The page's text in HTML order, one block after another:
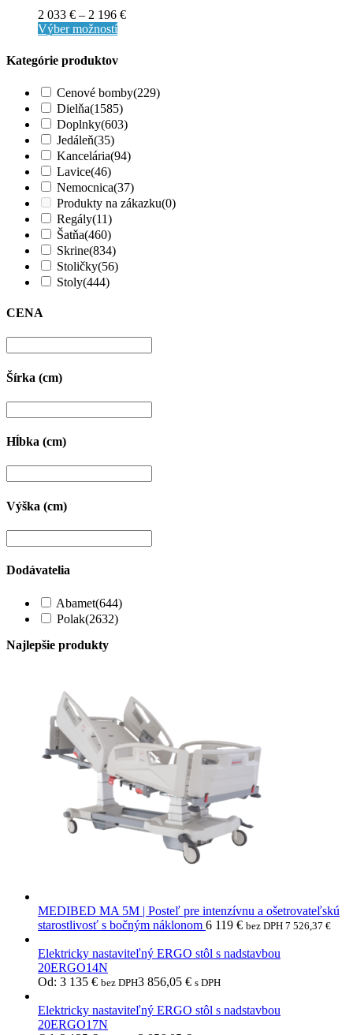
2 033 € – 2 196 €
Výber možností
Kategórie produktov
Cenové bomby(229)
Dielňa(1585)
Doplnky(603)
Jedáleň(35)
Kancelária(94)
Lavice(46)
Nemocnica(37)
Produkty na zákazku(0)
Regály(11)
Šatňa(460)
Skrine(834)
Stoličky(56)
Stoly(444)
CENA
Šírka (cm)
Hĺbka (cm)
Výška (cm)
Dodávatelia
Abamet(644)
Polak(2632)
Najlepšie produkty
MEDIBED MA 5M | Posteľ pre intenzívnu a ošetrovateľskú
starostlivosť s bočným náklonom 6 119 € bez DPH 7 526,37 €
Elektricky nastaviteľný ERGO stôl s nadstavbou
20ERGO14N
Od: 3 135 € bez DPH3 856,05 € s DPH
Elektricky nastaviteľný ERGO stôl s nadstavbou
20ERGO17N